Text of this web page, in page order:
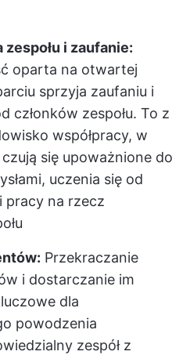
i zaufanie:
oparta na otwartej
sprzyja zaufaniu i
członków zespołu. To z
współpracy, w
się upoważnione do
uczenia się od
pracy na rzecz
Przekraczanie
i dostarczanie im
dla
powodzenia
zespół z